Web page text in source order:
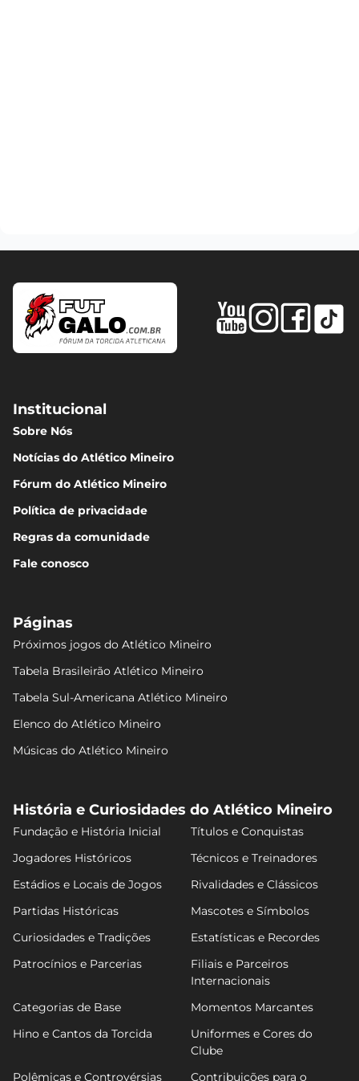
Institucional
Sobre Nós
Notícias do Atlético Mineiro
Fórum do Atlético Mineiro
Política de privacidade
Regras da comunidade
Fale conosco
Páginas
Próximos jogos do Atlético Mineiro
Tabela Brasileirão Atlético Mineiro
Tabela Sul-Americana Atlético Mineiro
Elenco do Atlético Mineiro
Músicas do Atlético Mineiro
História e Curiosidades do Atlético Mineiro
Fundação e História Inicial
Títulos e Conquistas
Jogadores Históricos
Técnicos e Treinadores
Estádios e Locais de Jogos
Rivalidades e Clássicos
Partidas Históricas
Mascotes e Símbolos
Curiosidades e Tradições
Estatísticas e Recordes
Patrocínios e Parcerias
Filiais e Parceiros
Internacionais
Categorias de Base
Momentos Marcantes
Hino e Cantos da Torcida
Uniformes e Cores do
Clube
Polêmicas e Controvérsias
Contribuições para o